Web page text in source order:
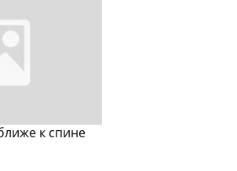
к спине